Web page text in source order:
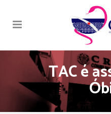
TAC é